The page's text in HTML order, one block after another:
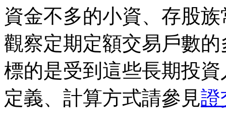
資金不多的小資、存股
觀察定期定額交易戶數
標的是受到這些長期投
定義、計算方式請參見證